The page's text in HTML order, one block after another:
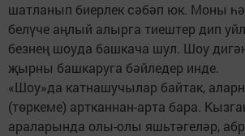
шатланып биерлек сәбәп юк. Моны
белүче аңлый алырга тиештер дип
безнең шоу­да башкача шул. Шоу
җырны башкаруга бәйледер инде.
«Шоу»да катнашучылар байтак,
(төркеме) артканнан-арта бара.
араларында олы-олы яшьтәгеләр,